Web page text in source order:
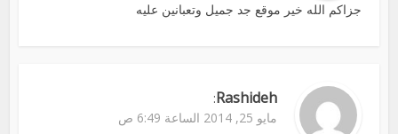
جزاكم الله خير موقع جد جميل وتعبانين عليه
Rashideh
:
مايو 25, 2014 الساعة 6:49 ص